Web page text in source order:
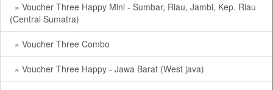
» Voucher Three Happy Mini - Sumbar, Riau, Jambi, Kep. Riau
(Central Sumatra)
» Voucher Three Combo
» Voucher Three Happy - Jawa Barat (West java)